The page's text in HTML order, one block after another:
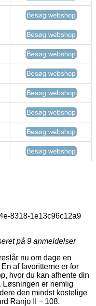
Besøg webshop
Besøg webshop
Besøg webshop
Besøg webshop
Besøg webshop
Besøg webshop
Besøg webshop
Besøg webshop
8318-1e13c96c12a9
på 9 anmeldelser
nu om dage en
af favoritterne er for
hvor du kan afhente din
Løsningen er nemlig
den mindst kostelige
Ranjo II – 108.